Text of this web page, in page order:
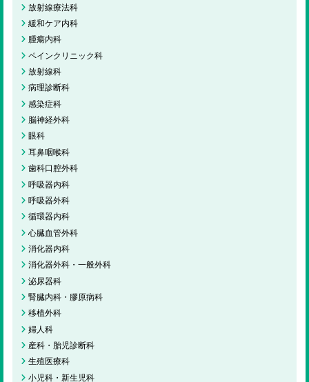
放射線療法科
緩和ケア内科
腫瘍内科
ペインクリニック科
放射線科
病理診断科
感染症科
脳神経外科
眼科
耳鼻咽喉科
歯科口腔外科
呼吸器内科
呼吸器外科
循環器内科
心臓血管外科
消化器内科
消化器外科・一般外科
泌尿器科
腎臓内科・膠原病科
移植外科
婦人科
産科・胎児診断科
生殖医療科
小児科・新生児科